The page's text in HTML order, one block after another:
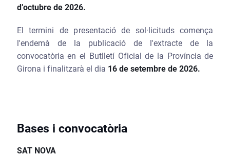
d’octubre de 2026.
El termini de presentació de sol·licituds comença
l'endemà de la publicació de l'extracte de la
convocatòria en el Butlletí Oficial de la Província de
Girona i finalitzarà el dia 16 de setembre de 2026.
Bases i convocatòria
SAT NOVA